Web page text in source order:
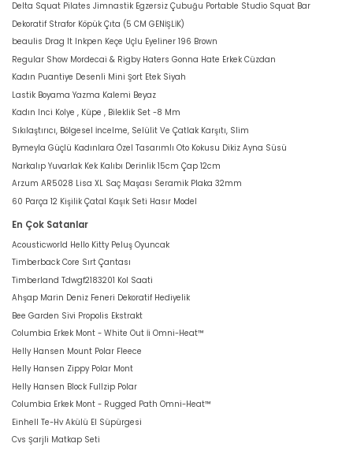
Delta Squat Pilates Jimnastik Egzersiz Çubuğu Portable Studio Squat Bar
Dekoratif Strafor Köpük Çıta (5 CM GENİŞLİK)
beaulis Drag It Inkpen Keçe Uçlu Eyeliner 196 Brown
Regular Show Mordecai & Rigby Haters Gonna Hate Erkek Cüzdan
Kadın Puantiye Desenli Mini Şort Etek Siyah
Lastik Boyama Yazma Kalemi Beyaz
Kadın Inci Kolye , Küpe , Bileklik Set -8 Mm
Sıkılaştırıcı, Bölgesel İncelme, Selülit Ve Çatlak Karşıtı, Slim
Bymeyla Güçlü Kadınlara Özel Tasarımlı Oto Kokusu Dikiz Ayna Süsü
Narkalıp Yuvarlak Kek Kalıbı Derinlik 15cm Çap 12cm
Arzum AR5028 Lisa XL Saç Maşası Seramik Plaka 32mm
60 Parça 12 Kişilik Çatal Kaşık Seti Hasır Model
En Çok Satanlar
Acousticworld Hello Kitty Peluş Oyuncak
Timberback Core Sırt Çantası
Timberland Tdwgf2183201 Kol Saati
Ahşap Marin Deniz Feneri Dekoratif Hediyelik
Bee Garden Sivi Propolis Ekstrakt
Columbia Erkek Mont - White Out İi Omni-Heat™
Helly Hansen Mount Polar Fleece
Helly Hansen Zippy Polar Mont
Helly Hansen Block Fullzip Polar
Columbia Erkek Mont - Rugged Path Omni-Heat™
Einhell Te-Hv Akülü El Süpürgesi
Cvs Şarjli Matkap Seti